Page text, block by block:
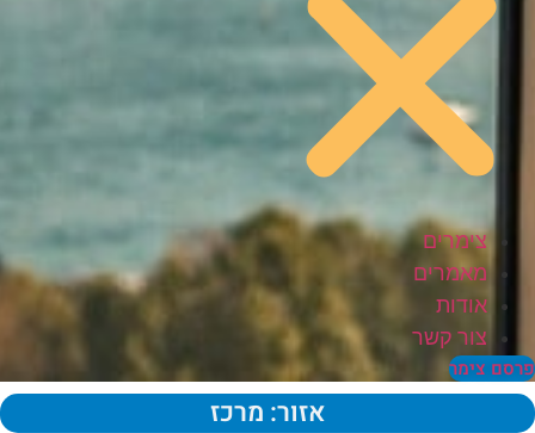
צימרים
מאמרים
אודות
צור קשר
צימר
אזור: מרכז